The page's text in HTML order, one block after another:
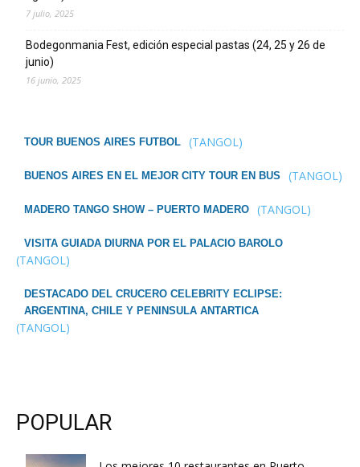
7 julio, 2025
Bodegonmania Fest, edición especial pastas (24, 25 y 26 de
junio)
16 junio, 2025
TOUR BUENOS AIRES FUTBOL (TANGOL)
BUENOS AIRES EN EL MEJOR CITY TOUR EN BUS (TANGOL)
MADERO TANGO SHOW – PUERTO MADERO (TANGOL)
VISITA GUIADA DIURNA POR EL PALACIO BAROLO
(TANGOL)
DESTACADO DEL CRUCERO CELEBRITY ECLIPSE:
ARGENTINA, CHILE Y PENINSULA ANTARTICA
(TANGOL)
POPULAR